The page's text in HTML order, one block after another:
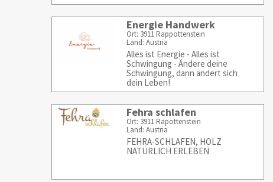
Energie Handwerk
Ort: 3911 Rappottenstein
Land: Austria
Alles ist Energie - Alles ist
Schwingung - Ändere deine
Schwingung, dann ändert sich
dein Leben!
Fehra schlafen
Ort: 3911 Rapottenstein
Land: Austria
FEHRA-SCHLAFEN, HOLZ
NATÜRLICH ERLEBEN